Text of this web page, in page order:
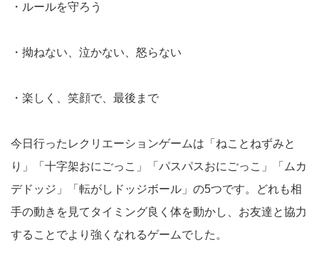
・ルールを守ろう
・拗ねない、泣かない、怒らない
・楽しく、笑顔で、最後まで
今日行ったレクリエーションゲームは「ねことねずみと
り」「十字架おにごっこ」「パスパスおにごっこ」「ムカ
デドッジ」「転がしドッジボール」の5つです。どれも相
手の動きを見てタイミング良く体を動かし、お友達と協力
することでより強くなれるゲームでした。